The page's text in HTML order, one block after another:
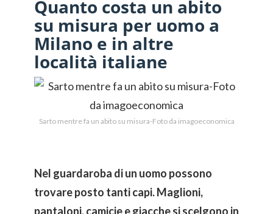
Quanto costa un abito
su misura per uomo a
Milano e in altre
località italiane
Sarto mentre fa un abito su misura-Foto da imagoeconomica
Nel guardaroba di un uomo possono
trovare posto tanti capi. Maglioni,
pantaloni, camicie e giacche si scelgono in